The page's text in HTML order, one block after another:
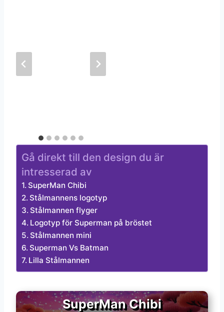
Gå direkt till den design du är
intresserad av
SuperMan Chibi
Stålmannens logotyp
Stålmannen flyger
Logotyp för Superman på bröstet
Stålmannen mini
Superman Vs Batman
Lilla Stålmannen
SuperMan Chibi